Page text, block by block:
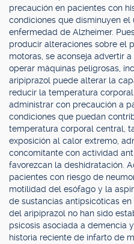
precaución en pacientes con
condiciones que disminuyen
enfermedad de Alzheimer.
producir alteraciones sobre el
motoras, se aconseja advertir
operar máquinas peligrosas,
aripiprazol puede alterar la
reducir la temperatura
administrar con precaución a
condiciones que puedan
temperatura corporal central,
exposición al calor extremo,
concomitante con actividad
favorezcan la deshidratación.
pacientes con riesgo de
motilidad del esófago y la
de sustancias antipsicóticas
del aripiprazol no han sido
psicosis asociada a demencia
historia reciente de infarto de